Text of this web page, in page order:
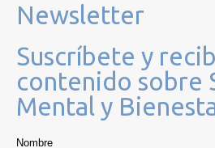
Newsletter
Suscríbete y
contenido sobre
Mental y